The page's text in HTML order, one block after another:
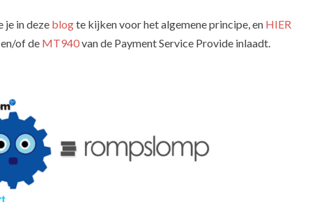
je in deze blogte kijken voor het algemene principe, en HIER
of de MT940van de Payment Service Provide inlaadt.